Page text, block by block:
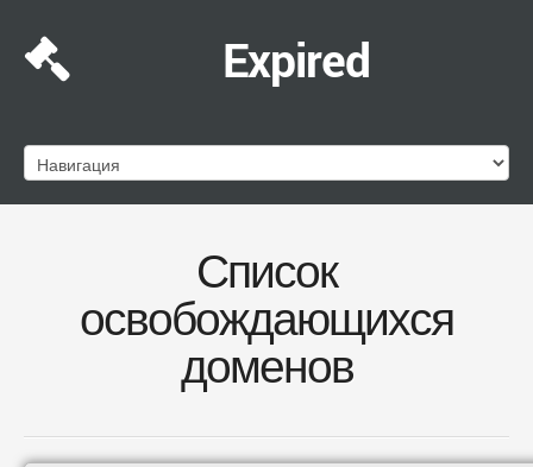
Expired
Список
освобождающихся
доменов